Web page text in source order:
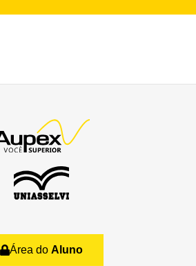
Área do Aluno